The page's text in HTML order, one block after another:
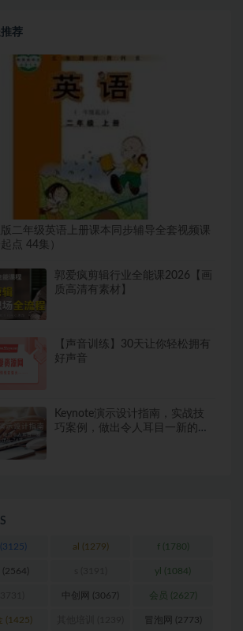
荐
二年级英语上册课本同步辅导全套视频课
点 44集）
郭爱疯剪辑行业全能课2026【画
质高清有素材】
【声音训练】30天让你轻松拥有
好声音
Keynote演示设计指南，实战技
巧案例，做出令人耳目一新的演
(3125) al (1279) f(1780)
(2564) yl (1084)
中创网 (3067) 会员 (2627)
(1425) 冒泡网 (2773)